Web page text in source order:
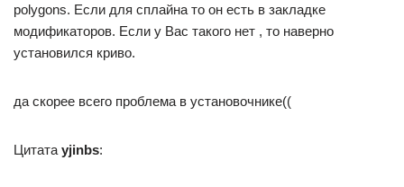
polygons. Если для сплайна то он есть в закладке
модификаторов. Если у Вас такого нет , то наверно
установился криво.
да скорее всего проблема в установочнике((
Цитата yjinbs: